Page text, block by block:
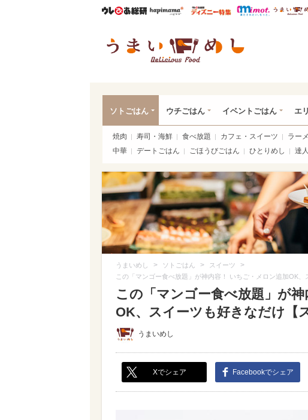
ウレぴあ総研ハピママ* ウレぴあ総研 デ
mimot.
ソトごはん ウチごはん イベントごはん エ
焼肉 寿司・海鮮 食べ放題 カフェ・スイーツ ラー
中華
デートごはん ごほうびごはん ひとりめし 達
うまいめし > ソトごはん > スイーツ >
この「マンゴー食べ放題」が神内容！ いちご・メロン追加OK、
この「マンゴー食べ放題」が
OK、スイーツも好きなだけ【
うまいめし
Xでシェア Facebookでシェア